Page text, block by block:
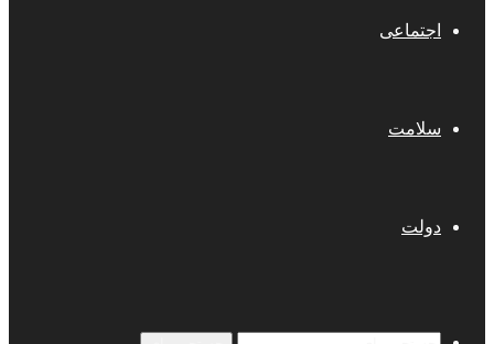
اجتماعی
سلامت
دولت